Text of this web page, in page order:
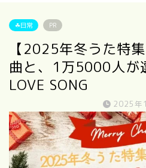
☘日常 PR
【2025年冬うた特
曲と、1万5000人が
LOVE SONG
2025年